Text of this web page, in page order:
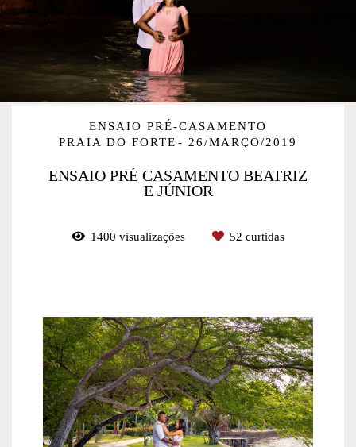
ENSAIO PRÉ-CASAMENTO
PRAIA DO FORTE
26/MARÇO/2019
ENSAIO PRÉ CASAMENTO BEATRIZ
E JÚNIOR
1400 visualizações 52 curtidas